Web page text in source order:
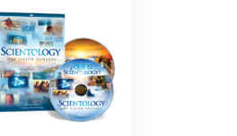
de la Organización
de las Relaciones